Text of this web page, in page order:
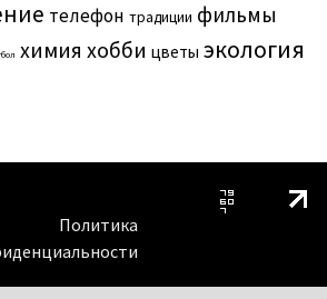
телефон традиции фильмы
химия хобби цветы экология
Политика